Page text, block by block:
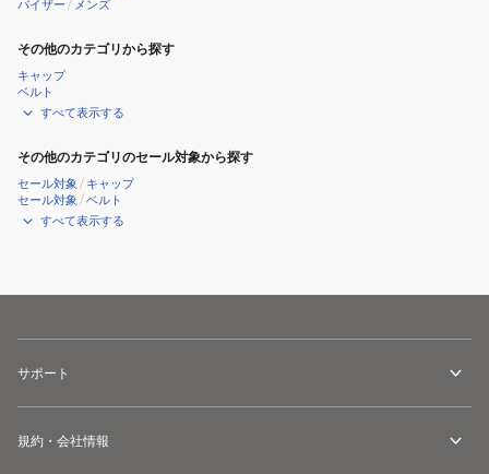
バイザー / メンズ
その他のカテゴリから探す
キャップ
ベルト
すべて表示する
その他のカテゴリのセール対象から探す
セール対象 / キャップ
セール対象 /ベルト
すべて表示する
サポート
規約・会社情報